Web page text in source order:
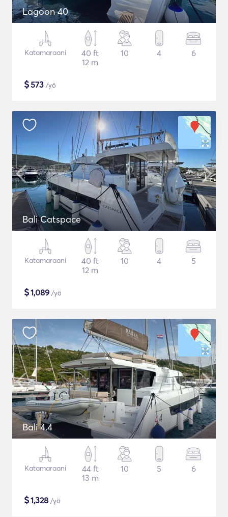
Lagoon 40
Katamaraani
40 ft
12 m
10 4 6
$573 /yö
Bali Catspace
Katamaraani
40 ft
12 m
10 4 5
$1,089 /yö
Bali 4.4
Katamaraani
44 ft
13 m
10 5 6
$1,328 /yö